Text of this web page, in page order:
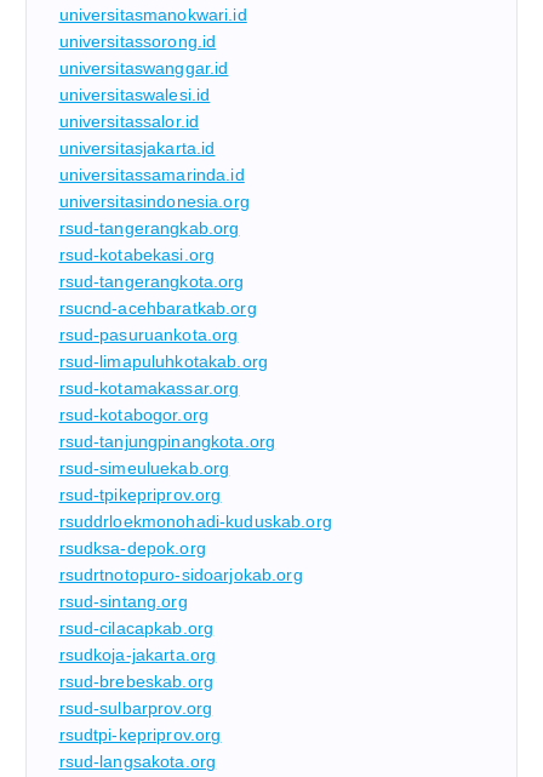
universitasmanokwari.id
universitassorong.id
universitaswanggar.id
universitaswalesi.id
universitassalor.id
universitasjakarta.id
universitassamarinda.id
universitasindonesia.org
rsud-tangerangkab.org
rsud-kotabekasi.org
rsud-tangerangkota.org
rsucnd-acehbaratkab.org
rsud-pasuruankota.org
rsud-limapuluhkotakab.org
rsud-kotamakassar.org
rsud-kotabogor.org
rsud-tanjungpinangkota.org
rsud-simeuluekab.org
rsud-tpikepriprov.org
rsuddrloekmonohadi-kuduskab.org
rsudksa-depok.org
rsudrtnotopuro-sidoarjokab.org
rsud-sintang.org
rsud-cilacapkab.org
rsudkoja-jakarta.org
rsud-brebeskab.org
rsud-sulbarprov.org
rsudtpi-kepriprov.org
rsud-langsakota.org